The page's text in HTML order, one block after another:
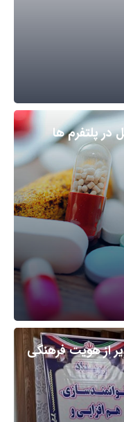
در پلتفرم ها
از هویت فرهنگی